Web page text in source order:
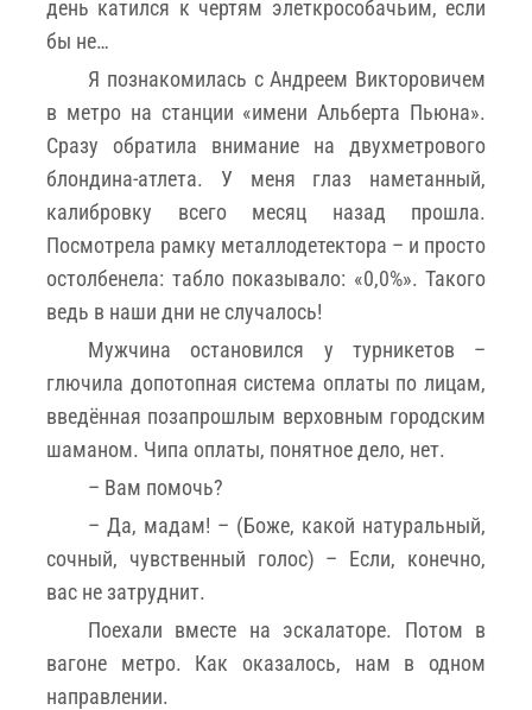
день катился к чертям элеткрособачьим, если
бы не…
Я познакомилась с Андреем Викторовичем
в метро на станции «имени Альберта Пьюна».
Сразу обратила внимание на двухметрового
блондина-атлета. У меня глаз наметанный,
калибровку всего месяц назад прошла.
Посмотрела рамку металлодетектора – и просто
остолбенела: табло показывало: «0,0%». Такого
ведь в наши дни не случалось!
Мужчина остановился у турникетов –
глючила допотопная система оплаты по лицам,
введённая позапрошлым верховным городским
шаманом. Чипа оплаты, понятное дело, нет.
– Вам помочь?
– Да, мадам! – (Боже, какой натуральный,
сочный, чувственный голос) – Если, конечно,
вас не затруднит.
Поехали вместе на эскалаторе. Потом в
вагоне метро. Как оказалось, нам в одном
направлении.